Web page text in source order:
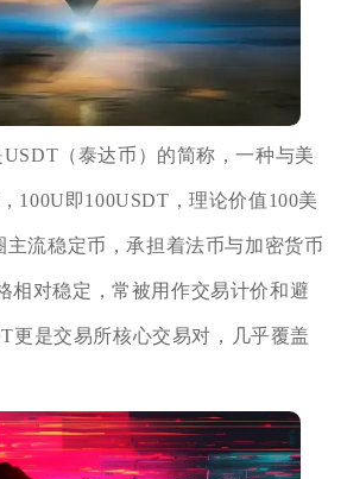
（泰达币）的简称，一种与美
100U即100USDT，理论价值100美
主流稳定币，承担着法币与加密货币
相对稳定，常被用作交易计价和避
更是交易所核心交易对，几乎覆盖